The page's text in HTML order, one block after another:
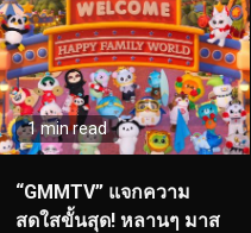
1 min read
“GMMTV” แจกความ
สดใสขั้นสุด! หลานๆ มาส